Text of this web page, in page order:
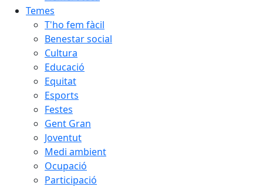
Temes
T'ho fem fàcil
Benestar social
Cultura
Educació
Equitat
Esports
Festes
Gent Gran
Joventut
Medi ambient
Ocupació
Participació